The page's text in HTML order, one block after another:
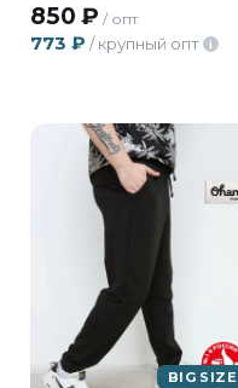
850 ₽ / опт
773 ₽ / крупный опт i
BIG SIZE